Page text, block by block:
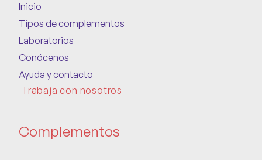
Inicio
Tipos de complementos
Laboratorios
Conócenos
Ayuda y contacto
Trabaja con nosotros
Complementos